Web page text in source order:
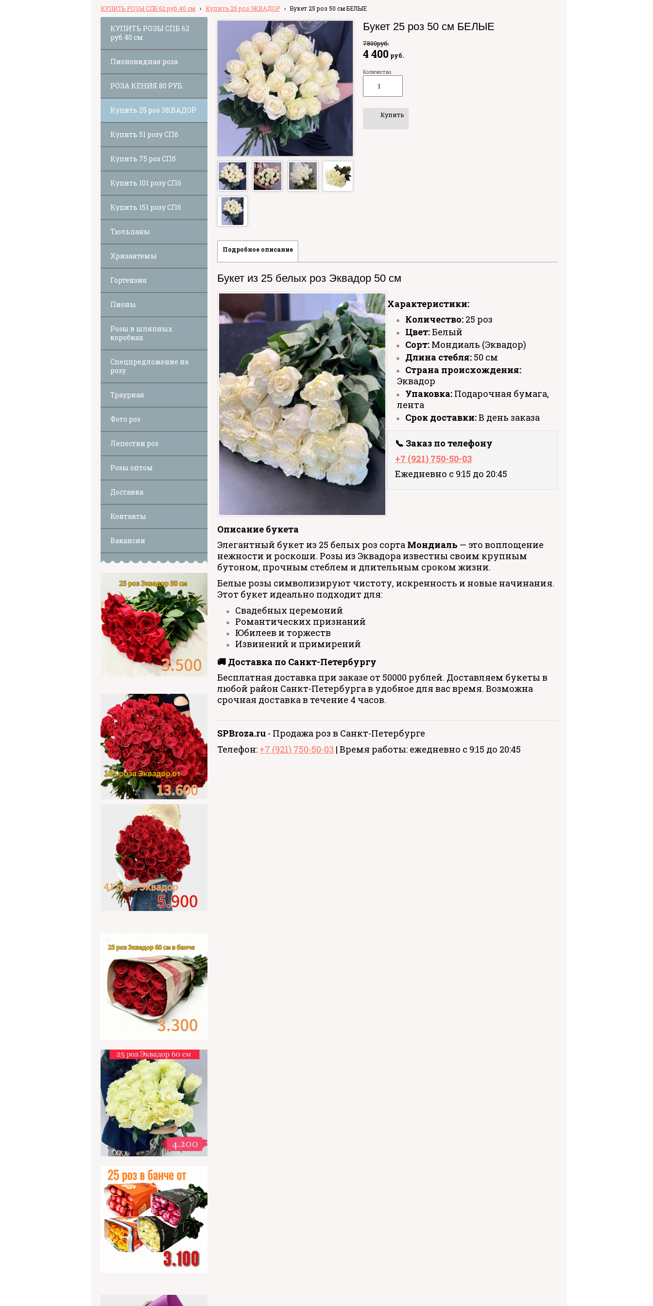
КУПИТЬ РОЗЫ СПБ 62 руб.40 см › Купить 25 роз ЭКВАДОР › Букет 25 роз 50 см БЕЛЫЕ
КУПИТЬ РОЗЫ СПБ 62
руб.40 см
Пионовидная роза
РОЗА КЕНИЯ 80 РУБ.
Купить 25 роз ЭКВАДОР
Купить 51 розу СПб
Купить 75 роз СПб
Купить 101 розу СПб
Купить 151 розу СПб
Тюльпаны
Хризантемы
Гортензия
Пионы
Розы в шляпных
коробках
Спецпредложение на
розу
Траурная
Фото роз
Лепестки роз
Розы оптом
Доставка
Контакты
Вакансии
Букет 25 роз 50 см БЕЛЫЕ
7800руб.
4 400 руб.
Количество
Купить
Подробное описание
Букет из 25 белых роз Эквадор 50 см
Характеристики:
Количество: 25 роз
Цвет:Белый
Сорт: Мондиаль (Эквадор)
Длина стебля: 50 см
Страна происхождения:
Эквадор
Упаковка: Подарочная бумага,
лента
Срок доставки:В день заказа
📞 Заказ по телефону
+7 (921) 750-50-03
Ежедневно с 9:15 до 20:45
Описание букета
Элегантный букет из 25 белых роз сорта Мондиаль — это воплощение
нежности и роскоши. Розы из Эквадора известны своим крупным
бутоном, прочным стеблем и длительным сроком жизни.
Белые розы символизируют чистоту, искренность и новые начинания.
Этот букет идеально подходит для:
Свадебных церемоний
Романтических признаний
Юбилеев и торжеств
Извинений и примирений
🚚 Доставка по Санкт-Петербургу
Бесплатная доставка при заказе от 50000 рублей. Доставляем букеты в
любой район Санкт-Петербурга в удобное для вас время. Возможна
срочная доставка в течение 4 часов.
SPBroza.ru - Продажа роз в Санкт-Петербурге
Телефон: +7 (921) 750-50-03 | Время работы: ежедневно с 9:15 до 20:45